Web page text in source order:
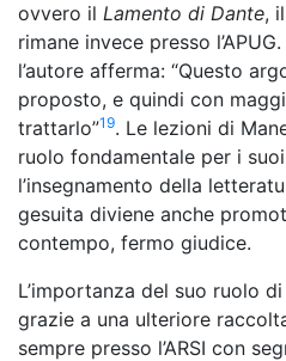
ovvero il Lamento di Dante,
rimane invece presso
l’autore afferma: “Questo
proposto, e quindi con
trattarlo”19. Le lezioni di
ruolo fondamentale per i
l’insegnamento della
gesuita diviene anche
contempo, fermo giudice.
L’importanza del suo ruolo
grazie a una ulteriore
sempre presso l’ARSI con